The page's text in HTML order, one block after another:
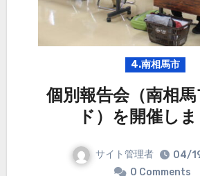
4.南相馬市
個別報告会（南相
ド）を開催し
サイト管理者
04/
0 Comments